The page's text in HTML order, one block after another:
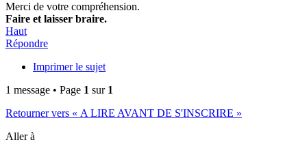
Merci de votre compréhension.
Faire et laisser braire.
Haut
Répondre
Imprimer le sujet
1 message • Page 1 sur 1
Retourner vers « A LIRE AVANT DE S'INSCRIRE »
Aller à